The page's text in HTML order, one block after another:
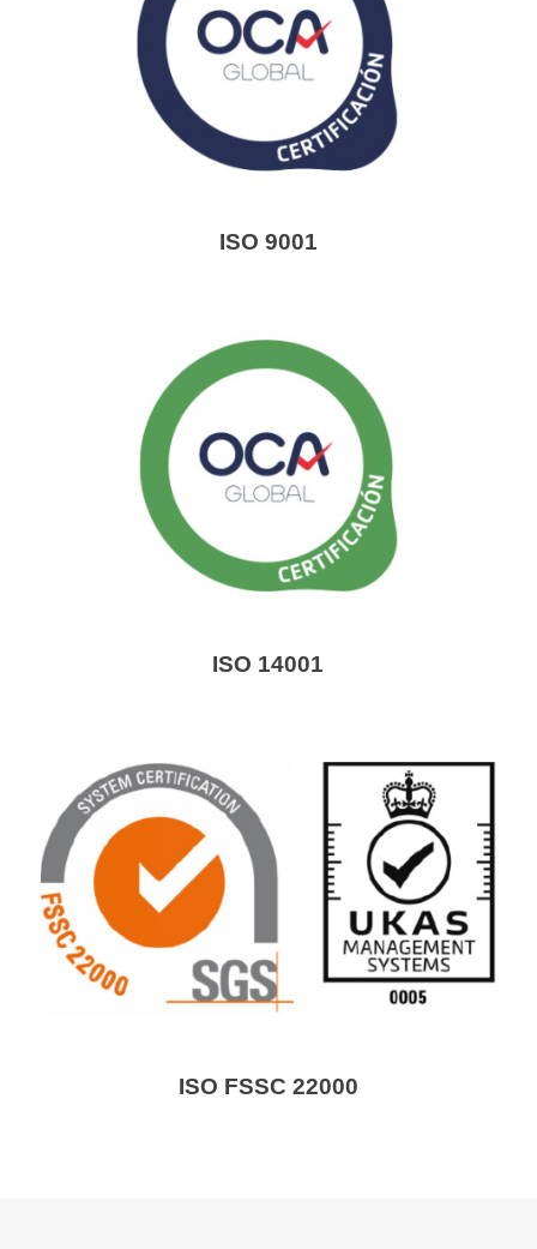
ISO 9001
ISO 14001
ISO FSSC 22000